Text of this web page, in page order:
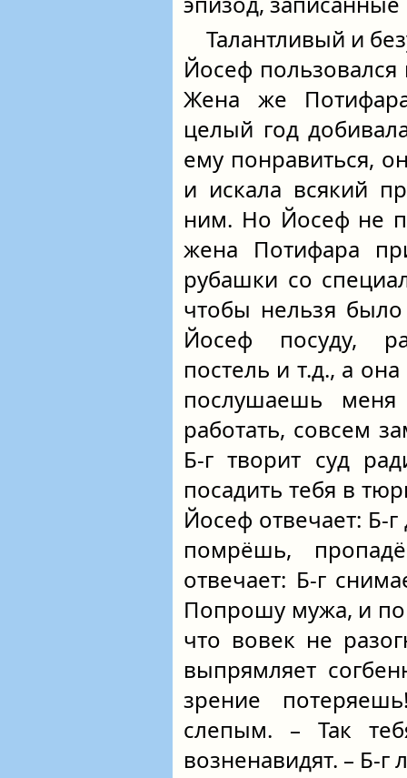
Талантливый и
Йосеф
Жена же
целый год
ему понравиться,
и искала всякий
ним. Но Йосеф не
жена Потифара
рубашки со
чтобы нельзя было
Йосеф посуду,
постель и т.д., а
послушаешь
работать, совсем
Б-г творит суд
посадить тебя в
Йосеф отвечает: Б-
помрёшь,
отвечает: Б-г
Попрошу мужа, и
что вовек не
выпрямляет
зрение
слепым. – Так
возненавидят. – Б-